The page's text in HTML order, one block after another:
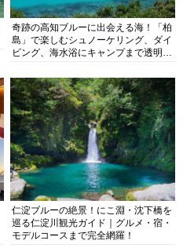
奇跡の高知ブルーに出会える海！「柏
島」で楽しむシュノーケリング、ダイ
ビング、海水浴にキャンプまで透明度
仁淀ブルーの絶景！にこ淵・沈下橋を
巡る仁淀川観光ガイド｜グルメ・宿・
モデルコースまで完全網羅！